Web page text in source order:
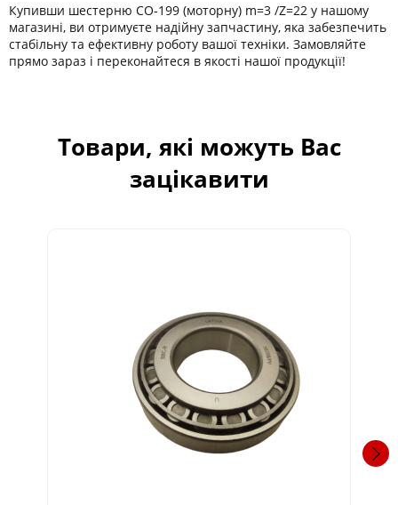
Купивши шестерню СО-199 (моторну) m=3 /Z=22 у нашому
магазині, ви отримуєте надійну запчастину, яка забезпечить
стабільну та ефективну роботу вашої техніки. Замовляйте
прямо зараз і переконайтеся в якості нашої продукції!
Товари, які можуть Вас
зацікавити